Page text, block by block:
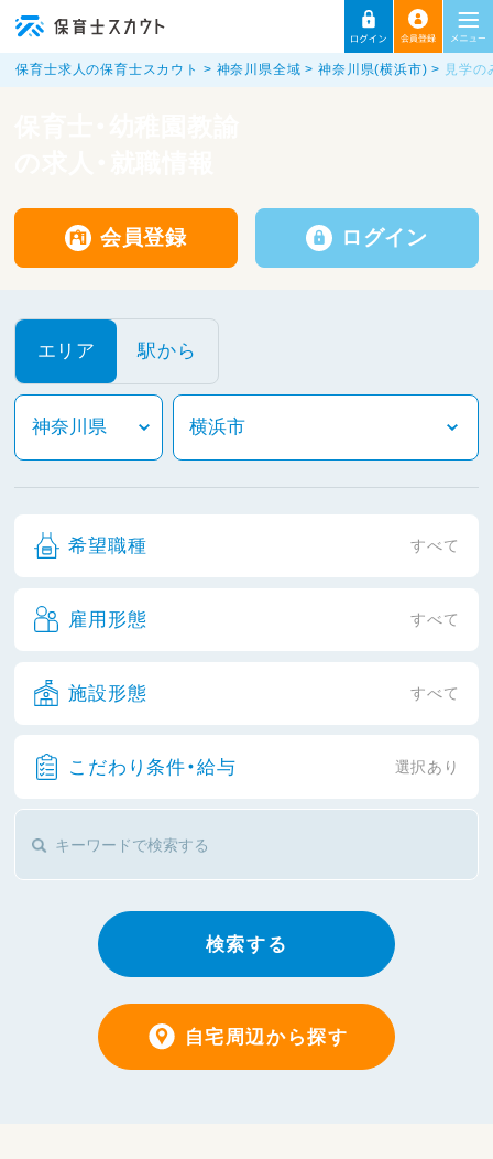
保育士求人の保育士スカウト 神奈川県全域 神奈川県(横浜市) 見学の
会員登録 ログイン
エリア 駅から
希望職種 すべて
雇用形態 すべて
施設形態 すべて
こだわり条件・給与 選択あり
検索する
自宅周辺から探す